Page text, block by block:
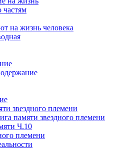
частям
на жизнь человека
звездного племени
памяти звездного племени
Ч.10
племени